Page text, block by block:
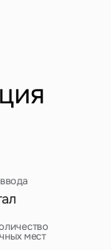
мест